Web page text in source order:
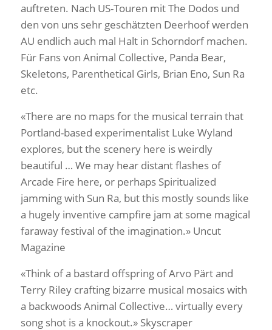
auftreten. Nach US-Touren mit The Dodos und
den von uns sehr geschätzten Deerhoof werden
AU endlich auch mal Halt in Schorndorf machen.
Für Fans von Animal Collective, Panda Bear,
Skeletons, Parenthetical Girls, Brian Eno, Sun Ra
etc.
«There are no maps for the musical terrain that
Portland-based experimentalist Luke Wyland
explores, but the scenery here is weirdly
beautiful … We may hear distant flashes of
Arcade Fire here, or perhaps Spiritualized
jamming with Sun Ra, but this mostly sounds like
a hugely inventive campfire jam at some magical
faraway festival of the imagination.» Uncut
Magazine
«Think of a bastard offspring of Arvo Pärt and
Terry Riley crafting bizarre musical mosaics with
a backwoods Animal Collective… virtually every
song shot is a knockout.» Skyscraper